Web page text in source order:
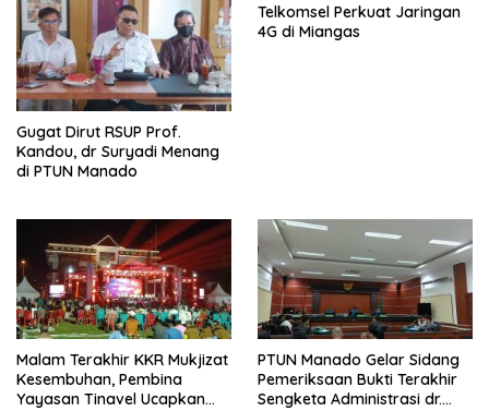
Gugat Dirut RSUP Prof.
Kandou, dr Suryadi Menang
di PTUN Manado
Telkomsel Perkuat Jaringan
4G di Miangas
Malam Terakhir KKR Mukjizat
Kesembuhan, Pembina
Yayasan Tinavel Ucapkan
PTUN Manado Gelar Sidang
Pemeriksaan Bukti Terakhir
Sengketa Administrasi dr.